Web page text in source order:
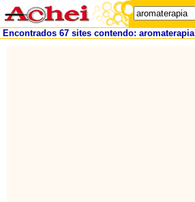
Encontrados 67 sites contendo: aromaterapia